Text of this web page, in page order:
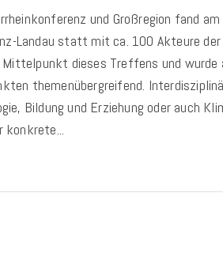
und Großregion fand
Landau statt mit ca. 100 Akteure
dieses Treffens und wurde
themenübergreifend.
Bildung und Erziehung oder auch
konkrete...